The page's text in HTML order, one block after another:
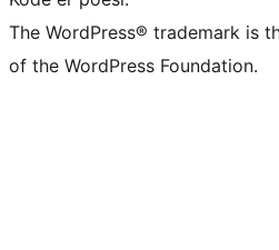
The WordPress® trademark is
of the WordPress Foundation.